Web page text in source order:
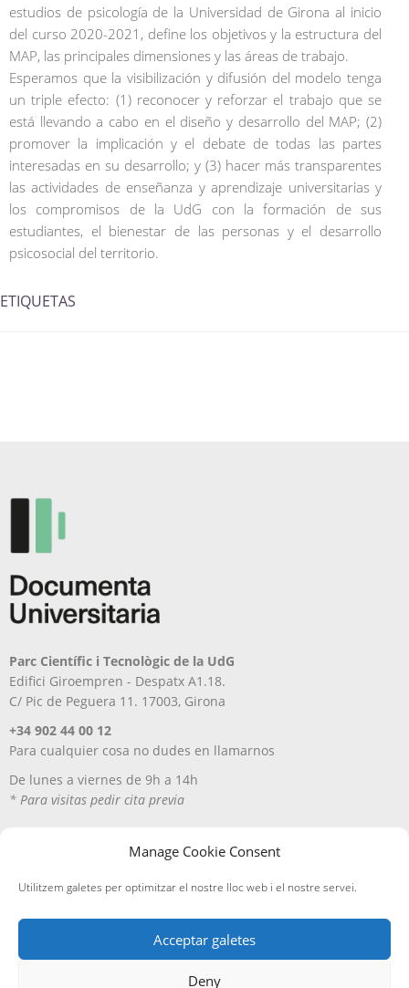
Manage Cookie Consent
Utilitzem galetes per optimitzar el nostre lloc web i el nostre servei.
Acceptar galetes
Deny
estudios de psicología de la Universidad de Girona al inicio
del curso 2020-2021, define los objetivos y la estructura del
MAP, las principales dimensiones y las áreas de trabajo.
Esperamos que la visibilización y difusión del modelo tenga
un triple efecto: (1) reconocer y reforzar el trabajo que se
está llevando a cabo en el diseño y desarrollo del MAP; (2)
promover la implicación y el debate de todas las partes
interesadas en su desarrollo; y (3) hacer más transparentes
las actividades de enseñanza y aprendizaje universitarias y
los compromisos de la UdG con la formación de sus
estudiantes, el bienestar de las personas y el desarrollo
psicosocial del territorio.
ETIQUETAS
Parc Científic i Tecnològic de la UdG
Edifici Giroempren - Despatx A1.18.
C/ Pic de Peguera 11. 17003, Girona
+34 902 44 00 12
Para cualquier cosa no dudes en llamarnos
De lunes a viernes de 9h a 14h
* Para visitas pedir cita previa